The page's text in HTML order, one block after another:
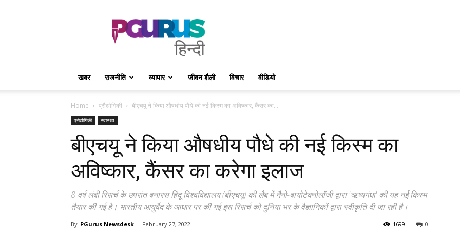
PGurus
Hindi
खबर राजनीति व्यापार जीवन शैली विचार वीडियो
Home प्रौद्योगिकी बीएचयू ने किया औषधीय पौधे की नई किस्म का अविष्कार, कैंसर का...
प्रौद्योगिकी स्वास्थ्य
बीएचयू ने किया औषधीय पौधे की नई किस्म का
अविष्कार, कैंसर का करेगा इलाज
8 वर्ष लंबी रिसर्च के उपरांत बनारस हिंदू विश्वविद्यालय (बीएचयू) की लैब में नैनो-बायोटेक्नोलॉजी द्वारा 'ऋष्यगंधा' की यह नई किस्म
तैयार की गई है। भारतीय आयुर्वेद के आधार पर की गई इस रिसर्च को दुनिया भर के वैज्ञानिकों द्वारा स्वीकृति दी जा रही है।
By PGurus Newsdesk - February 27, 2022 0
1699